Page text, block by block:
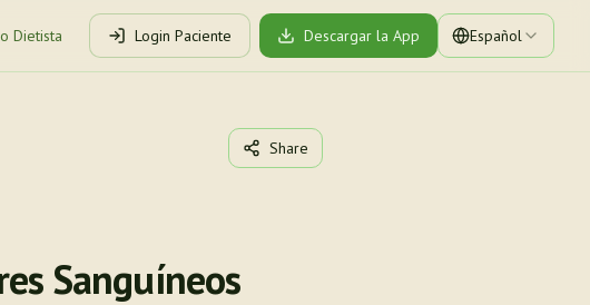
Dietista Login Paciente Descargar la App Español
Share
Sanguíneos